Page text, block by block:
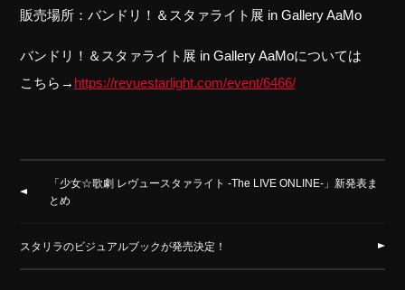
販売場所：バンドリ！＆スタァライト展 in Gallery AaMo
バンドリ！＆スタァライト展 in Gallery AaMoについては
こちら→ https://revuestarlight.com/event/6466/
「少女☆歌劇 レヴュースタァライト -The LIVE ONLINE-」新発表ま
とめ
スタリラのビジュアルブックが発売決定！